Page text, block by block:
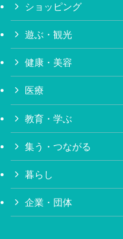
ショッピング
遊ぶ・観光
健康・美容
医療
教育・学ぶ
集う・つながる
暮らし
企業・団体